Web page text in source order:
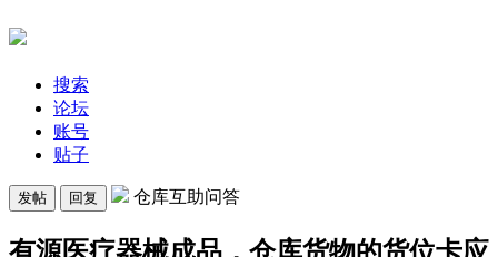
搜索
论坛
账号
贴子
发帖 回复 仓库互助问答
有源医疗器械成品，仓库货物的货位卡应